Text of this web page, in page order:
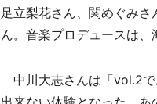
足立梨花さん、関めぐみ
ん。音楽プロデュースは、
中川大志さんは「vol.2で